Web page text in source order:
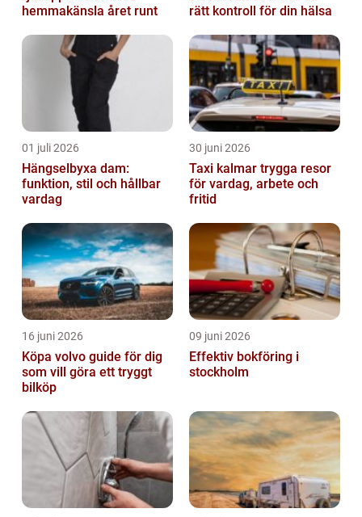
hemmakänsla året runt
rätt kontroll för din hälsa
01 juli 2026
Hängselbyxa dam:
funktion, stil och hållbar
vardag
30 juni 2026
Taxi kalmar trygga resor
för vardag, arbete och
fritid
16 juni 2026
Köpa volvo guide för dig
som vill göra ett tryggt
bilköp
09 juni 2026
Effektiv bokföring i
stockholm